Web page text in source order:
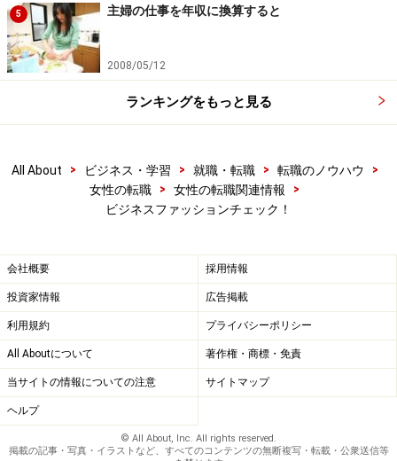
5 主婦の仕事を年収に換算すると
2008/05/12
ランキングをもっと見る
All About > ビジネス・学習 > 就職・転職 > 転職のノウハウ
>
女性の転職
> 女性の転職関連情報
>
ビジネスファッションチェック！
会社概要 採用情報
投資家情報 広告掲載
利用規約 プライバシーポリシー
All Aboutについて 著作権・商標・免責
当サイトの情報についての注意 サイトマップ
ヘルプ
© All About, Inc. All rights reserved.
掲載の記事・写真・イラストなど、すべてのコンテンツの無断複写・転載・公衆送信等